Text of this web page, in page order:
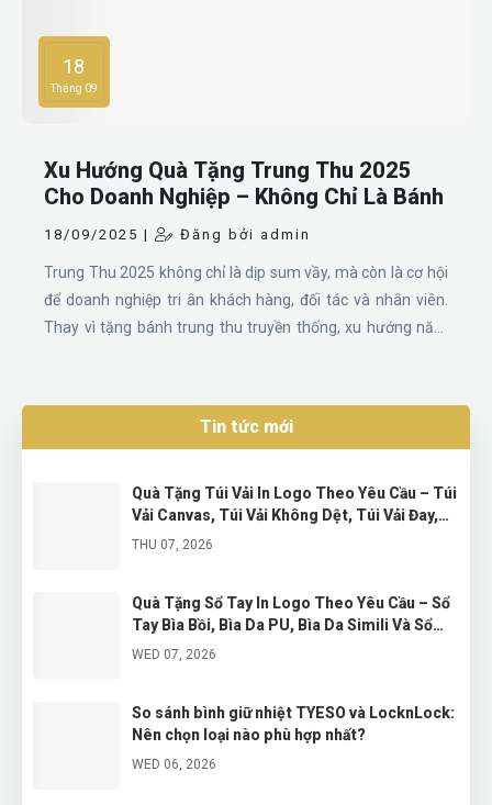
18
Tháng 09
Xu Hướng Quà Tặng Trung Thu 2025
Cho Doanh Nghiệp – Không Chỉ Là Bánh
18/09/2025 | Đăng bởi admin
Trung Thu 2025 không chỉ là dịp sum vầy, mà còn là cơ hội
để doanh nghiệp tri ân khách hàng, đối tác và nhân viên.
Thay vì tặng bánh trung thu truyền thống, xu hướng năm
Tin tức mới
Quà Tặng Túi Vải In Logo Theo Yêu Cầu – Túi
Vải Canvas, Túi Vải Không Dệt, Túi Vải Đay,
Túi Vải Dù, Túi Vải Lưới Và Túi Vải Bố Hàn
THU 07, 2026
Quà Tặng Sổ Tay In Logo Theo Yêu Cầu – Sổ
Tay Bìa Bồi, Bìa Da PU, Bìa Da Simili Và Sổ
Tay Cáp Sạc Cao Cấp
WED 07, 2026
So sánh bình giữ nhiệt TYESO và LocknLock:
Nên chọn loại nào phù hợp nhất?
WED 06, 2026